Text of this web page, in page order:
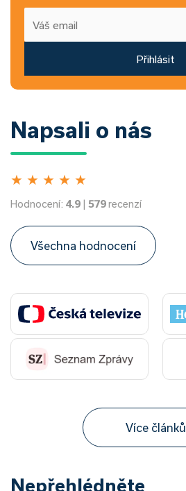
Přihlásit
Napsali o nás
★ ★ ★ ★ ★
Hodnocení: 4.9 | 579recenzí
Všechna hodnocení
Více článků
Nepřehlédněte